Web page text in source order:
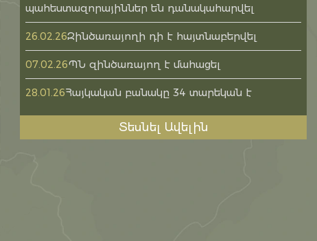
պահեստազորայիններ են դանակահարվել
26.02.26Զինծառայողի դի է հայտնաբերվել
07.02.26ՊՆ զինծառայող է մահացել
28.01.26Հայկական բանակը 34 տարեկան է
Տեսնել Ավելին